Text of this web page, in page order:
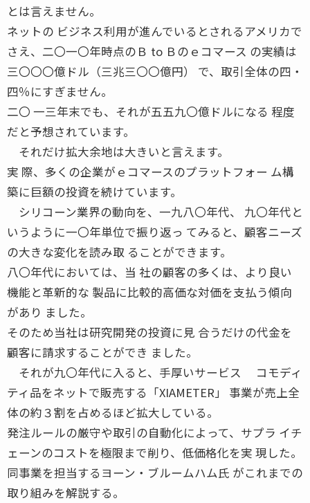
とは言えません。
ネットの ビジネス利用が進んでいるとされるアメリカで
さえ、二〇一〇年時点のＢ to Ｂのｅコマース の実績は
三〇〇〇億ドル（三兆三〇〇億円） で、取引全体の四・
四％にすぎません。
二〇 一三年末でも、それが五五九〇億ドルになる 程度
だと予想されています。
それだけ拡大余地は大きいと言えます。
実 際、多くの企業がｅコマースのプラットフォー ム構
築に巨額の投資を続けています。
シリコーン業界の動向を、一九八〇年代、 九〇年代と
いうように一〇年単位で振り返っ てみると、顧客ニーズ
の大きな変化を読み取 ることができます。
八〇年代においては、当 社の顧客の多くは、より良い
機能と革新的な 製品に比較的高価な対価を支払う傾向
があり ました。
そのため当社は研究開発の投資に見 合うだけの代金を
顧客に請求することができ ました。
それが九〇年代に入ると、手厚いサービス コモディ
ティ品をネットで販売する「XIAMETER」 事業が売上全
体の約３割を占めるほど拡大している。
発注ルールの厳守や取引の自動化によって、サプラ イチ
ェーンのコストを極限まで削り、低価格化を実 現した。
同事業を担当するヨーン・ブルームハム氏 がこれまでの
取り組みを解説する。